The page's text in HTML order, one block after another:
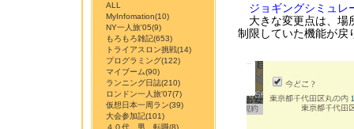
ALL
MyInfomation(10)
NY一人旅'05(9)
もろもろ雑記(653)
トライアスロン挑戦(14)
プログラミング(122)
マイブーム(90)
ランニング日誌(210)
ロンドン一人旅'07(7)
仮想日本一周ラン(39)
大会参加記(101)
４０代 男 転職(8)
ジョギングシミュレ
大きな変更点は、場
制限していた機能が戻